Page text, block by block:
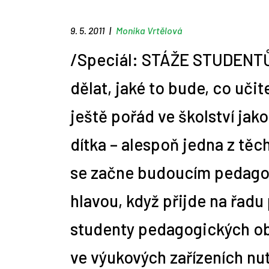
absolventů práv
připravujeme
osvojit si nový jazyk jí trvá pár
týdnů
personalistovi
pro
aneb soutěž Hledá se novinář!
notebooky a počítače: Žádný
problém!
9. 5. 2011 | Monika Vrtělová
/Speciál: STÁŽE
dělat, jaké to bude, co
ještě pořád ve školství
dítka – alespoň jedna z
se začne budoucím
hlavou, když přijde na řadu
studenty pedagogických
ve výukových zařízeních